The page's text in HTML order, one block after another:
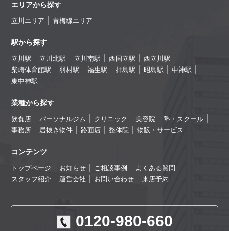
エリアから探す
立川エリア 青梅線エリア
駅から探す
立川駅 立川北駅 立川南駅 西国立駅
西立川駅
柴崎体育館駅
羽村駅 福生駅 拝島駅 昭島駅
中神駅
東中神駅
業種から探す
飲食店 パーソナルジム クリニック 美容院
塾・スクール
事務所
居抜き物件 路面店 整体院 物販・サービス
コンテンツ
トップページ お知らせ ご相談事例
よくある質問
スタッフ紹介
運営会社 お問い合わせ 来店予約
0120-980-660